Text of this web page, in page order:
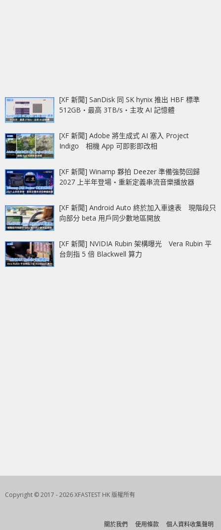
[XF 新聞] SanDisk 同 SK hynix 推出 HBF 標準
512GB‧最高 3TB/s‧主攻 AI 記憶體
[XF 新聞] Adobe 將生成式 AI 塞入 Project
Indigo 相機 App 可即影即改相
[XF 新聞] Winamp 夥拍 Deezer 準備強勢回歸
2027 上半年登場‧重新定義串流音樂播放器
[XF 新聞] Android Auto 終於加入車速表 現階段只
向部分 beta 用戶同少數地區開放
[XF 新聞] NVIDIA Rubin 架構曝光 Vera Rubin 平
台劍指 5 倍 Blackwell 算力
Copyright © 2017 - 2026 XFASTEST HK 版權所有
關於我們 使用條款 個人資料收集聲明